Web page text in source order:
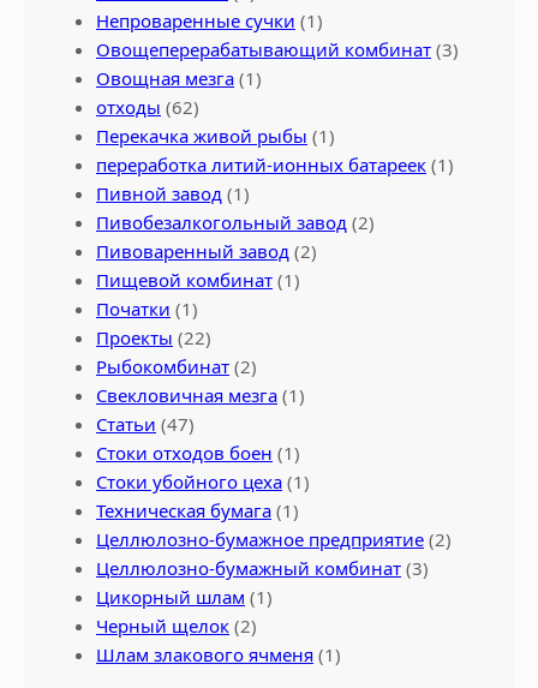
Непроваренные сучки (1)
Овощеперерабатывающий комбинат (3)
Овощная мезга (1)
отходы (62)
Перекачка живой рыбы (1)
переработка литий-ионных батареек (1)
Пивной завод (1)
Пивобезалкогольный завод (2)
Пивоваренный завод (2)
Пищевой комбинат (1)
Початки (1)
Проекты (22)
Рыбокомбинат (2)
Свекловичная мезга (1)
Статьи (47)
Стоки отходов боен (1)
Стоки убойного цеха (1)
Техническая бумага (1)
Целлюлозно-бумажное предприятие (2)
Целлюлозно-бумажный комбинат (3)
Цикорный шлам (1)
Черный щелок (2)
Шлам злакового ячменя (1)